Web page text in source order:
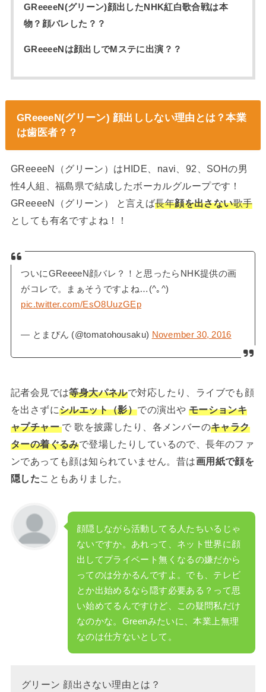
GReeeeN(グリーン)顔出したNHK紅白歌合戦は本
物？顔バレした？？
GReeeeNは顔出しでMステに出演？？
GReeeeN(グリーン) 顔出ししない理由とは？本業
は歯医者？？
GReeeeN（グリーン）はHIDE、navi、92、SOHの男
性4人組、福島県で結成したボーカルグループです！
GReeeeN（グリーン） と言えば長年顔を出さない歌手
としても有名ですよね！！
ついにGReeeeN顔バレ？！と思ったらNHK提供の画
がコレで。まぁそうですよね…(^｡^)
pic.twitter.com/EsO8UuzGEp
— とまぴん (@tomatohousaku) November 30, 2016
記者会見では等身大パネルで対応したり、ライブでも顔
を出さずにシルエット（影）での演出や モーションキ
ャプチャーで 歌を披露したり、各メンバーのキャラク
ターの着ぐるみで登場したりしているので、長年のファ
ンであっても顔は知られていません。昔は画用紙で顔を
隠したこともありました。
顔隠しながら活動してる人たちいるじゃ
ないですか。あれって、ネット世界に顔
出してプライベート無くなるの嫌だから
ってのは分かるんですよ。でも、テレビ
とか出始めるなら隠す必要ある？って思
い始めてるんですけど、この疑問私だけ
なのかな。Greenみたいに、本業上無理
なのは仕方ないとして。
グリーン 顔出さない理由とは？